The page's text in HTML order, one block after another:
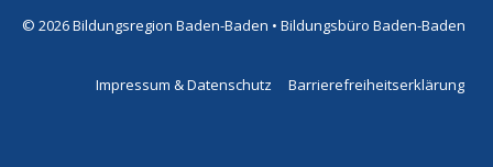
© 2026 Bildungsregion Baden-Baden • Bildungsbüro Baden-Baden
Impressum & Datenschutz Barrierefreiheitserklärung